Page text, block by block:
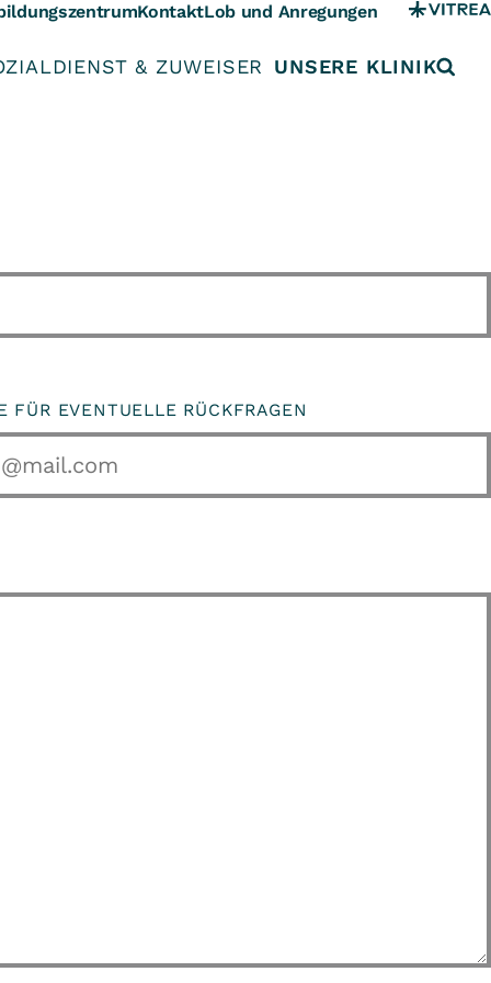
KontaktLob und Anregungen
& ZUWEISER UNSERE KLINIK
FÜR EVENTUELLE RÜCKFRAGEN